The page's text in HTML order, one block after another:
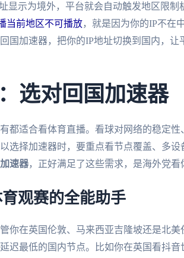
显示为境外，平台就会自动触发地区限制
当前地区不可播放，就是因为你的IP不在
国加速器，把你的IP地址切换到国内，让
选对回国加速器
都适合看体育直播。看球对网络的稳定性
选择加速器时，要重点看节点覆盖、多
速器，正好满足了这些需求，是海外党看
观赛的全能助手
你在英国伦敦、马来西亚吉隆坡还是北
迟最低的国内节点。比如你在英国看抖